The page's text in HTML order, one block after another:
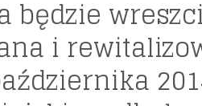
będzie
i